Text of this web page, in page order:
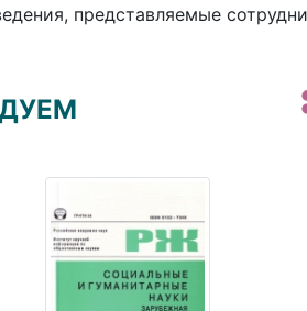
представляемые